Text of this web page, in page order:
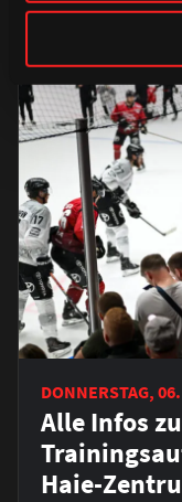
ÄHNLICHE
DONNERSTAG,
Alle Infos
Haie-